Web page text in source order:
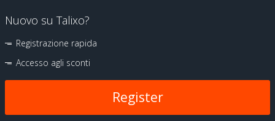
Nuovo su Talixo?
Registrazione rapida
Accesso agli sconti
Register